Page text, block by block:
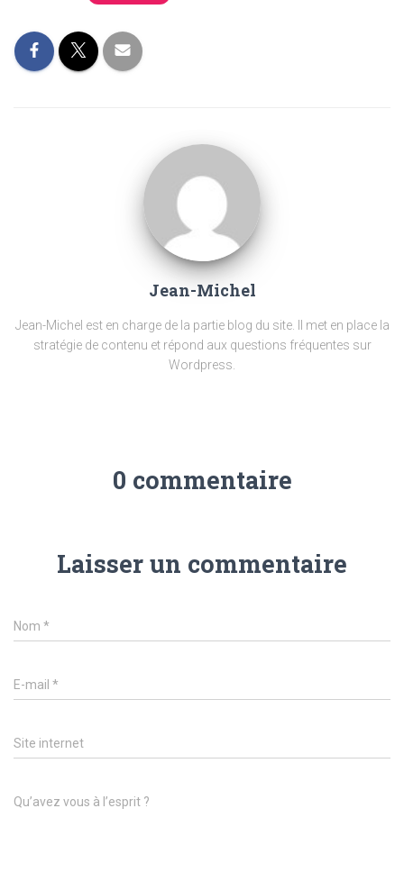
Jean-Michel
Jean-Michel est en charge de la partie blog du site. Il met en place la
stratégie de contenu et répond aux questions fréquentes sur
Wordpress.
0 commentaire
Laisser un commentaire
Nom *
E-mail *
Site internet
Qu’avez vous à l’esprit ?